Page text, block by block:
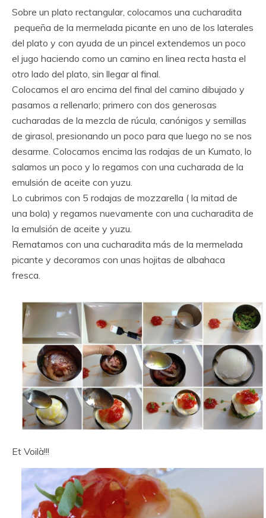
Sobre un plato rectangular, colocamos una cucharadita
pequeña de la mermelada picante en uno de los laterales
del plato y con ayuda de un pincel extendemos un poco
el jugo haciendo como un camino en linea recta hasta el
otro lado del plato, sin llegar al final.
Colocamos el aro encima del final del camino dibujado y
pasamos a rellenarlo; primero con dos generosas
cucharadas de la mezcla de rúcula, canónigos y semillas
de girasol, presionando un poco para que luego no se nos
desarme. Colocamos encima las rodajas de un Kumato, lo
salamos un poco y lo regamos con una cucharada de la
emulsión de aceite con yuzu.
Lo cubrimos con 5 rodajas de mozzarella ( la mitad de
una bola) y regamos nuevamente con una cucharadita de
la emulsión de aceite y yuzu.
Rematamos con una cucharadita más de la mermelada
picante y decoramos con unas hojitas de albahaca
fresca.
Et Voilà!!!